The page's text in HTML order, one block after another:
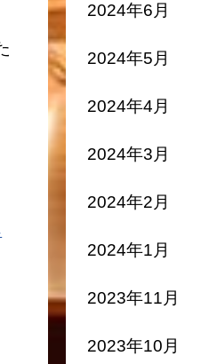
2024年6月
2024年5月
2024年4月
2024年3月
2024年2月
2024年1月
2023年11月
2023年10月